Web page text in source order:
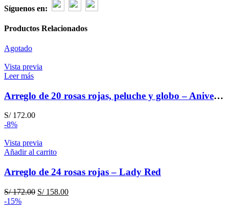
Síguenos en:
Productos Relacionados
Agotado
Vista previa
Leer más
Arreglo de 20 rosas rojas, peluche y globo – Aniversario
S/172.00
-8%
Vista previa
Añadir al carrito
Arreglo de 24 rosas rojas – Lady Red
S/172.00 El
S/158.00El
-15%